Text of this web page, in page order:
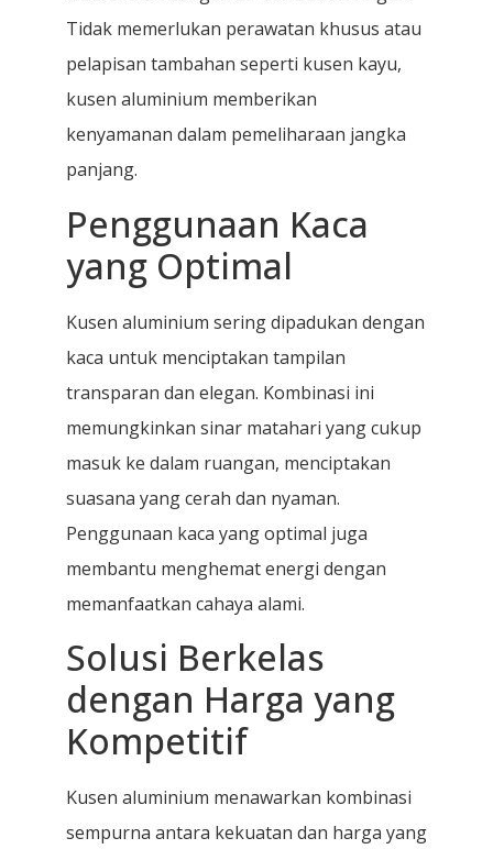
Tidak memerlukan perawatan khusus atau
pelapisan tambahan seperti kusen kayu,
kusen aluminium memberikan
kenyamanan dalam pemeliharaan jangka
panjang.
Penggunaan Kaca
yang Optimal
Kusen aluminium sering dipadukan dengan
kaca untuk menciptakan tampilan
transparan dan elegan. Kombinasi ini
memungkinkan sinar matahari yang cukup
masuk ke dalam ruangan, menciptakan
suasana yang cerah dan nyaman.
Penggunaan kaca yang optimal juga
membantu menghemat energi dengan
memanfaatkan cahaya alami.
Solusi Berkelas
dengan Harga yang
Kompetitif
Kusen aluminium menawarkan kombinasi
sempurna antara kekuatan dan harga yang